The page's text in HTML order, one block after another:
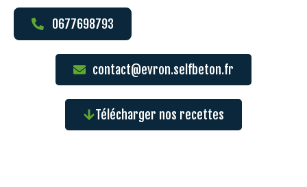
0677698793
contact@evron.selfbeton.fr
Télécharger nos recettes